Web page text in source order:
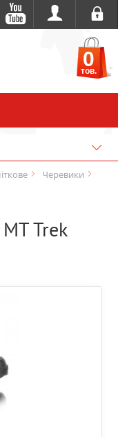
0
тов.
Черевики
Trek